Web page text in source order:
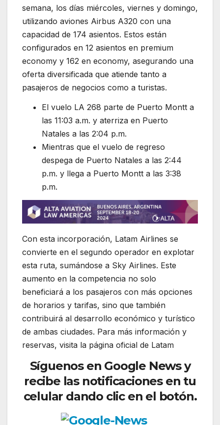
semana, los días miércoles, viernes y domingo,
utilizando aviones Airbus A320 con una
capacidad de 174 asientos. Estos están
configurados en 12 asientos en premium
economy y 162 en economy, asegurando una
oferta diversificada que atiende tanto a
pasajeros de negocios como a turistas.
El vuelo LA 268 parte de Puerto Montt a
las 11:03 a.m. y aterriza en Puerto
Natales a las 2:04 p.m.
Mientras que el vuelo de regreso
despega de Puerto Natales a las 2:44
p.m. y llega a Puerto Montt a las 3:38
p.m.
Con esta incorporación, Latam Airlines se
convierte en el segundo operador en explotar
esta ruta, sumándose a Sky Airlines. Este
aumento en la competencia no solo
beneficiará a los pasajeros con más opciones
de horarios y tarifas, sino que también
contribuirá al desarrollo económico y turístico
de ambas ciudades. Para más información y
reservas, visita la página oficial de Latam
Síguenos en Google News y
recibe las notificaciones en tu
celular dando clic en el botón.